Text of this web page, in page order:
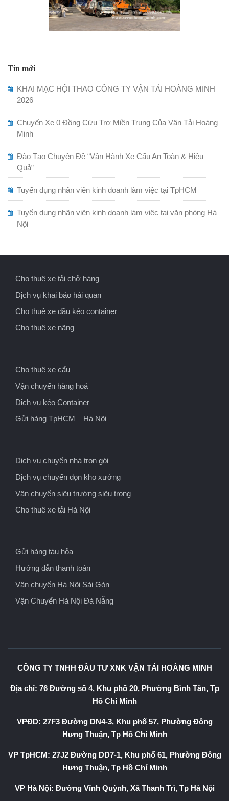
Tin mới
KHAI MẠC HỘI THAO CÔNG TY VẬN TẢI HOÀNG MINH
2026
Chuyến Xe 0 Đồng Cứu Trợ Miền Trung Của Vận Tải Hoàng
Minh
Đào Tạo Chuyên Đề “Vận Hành Xe Cẩu An Toàn & Hiệu
Quả”
Tuyển dụng nhân viên kinh doanh làm việc tại TpHCM
Tuyển dụng nhân viên kinh doanh làm việc tại văn phòng Hà
Nội
Cho thuê xe tải chở hàng
Dịch vụ khai báo hải quan
Cho thuê xe đầu kéo container
Cho thuê xe nâng
Cho thuê xe cẩu
Vận chuyển hàng hoá
Dịch vụ kéo Container
Gửi hàng TpHCM – Hà Nội
Dịch vụ chuyển nhà trọn gói
Dịch vụ chuyển dọn kho xưởng
Vận chuyển siêu trường siêu trọng
Cho thuê xe tải Hà Nội
Gửi hàng tàu hỏa
Hướng dẫn thanh toán
Vận chuyển Hà Nội Sài Gòn
Vận Chuyển Hà Nội Đà Nẵng
CÔNG TY TNHH ĐẦU TƯ XNK VẬN TẢI HOÀNG MINH
Địa chỉ: 76 Đường số 4, Khu phố 20, Phường Bình Tân, Tp
Hồ Chí Minh
VPĐD: 27F3 Đường DN4-3, Khu phố 57, Phường Đông
Hưng Thuận, Tp Hồ Chí Minh
VP TpHCM: 27J2 Đường DD7-1, Khu phố 61, Phường Đông
Hưng Thuận, Tp Hồ Chí Minh
VP Hà Nội: Đường Vĩnh Quỳnh, Xã Thanh Trì, Tp Hà Nội